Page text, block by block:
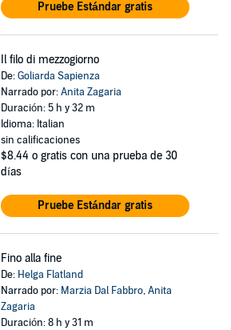
Pruebe Estándar gratis
Il filo di mezzogiorno
De:Goliarda Sapienza
Narrado por:Anita Zagaria
Duración: 5 h y 32 m
Idioma: Italian
sin calificaciones
$8.44 o gratis con una prueba de 30
días
Pruebe Estándar gratis
Fino alla fine
De: Helga Flatland
Narrado por: Marzia Dal Fabbro,Anita
Zagaria
Duración: 8 h y 31 m